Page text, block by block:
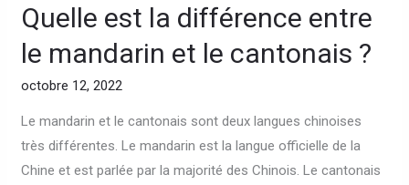
Quelle est la différence entre
le mandarin et le cantonais ?
octobre 12, 2022
Le mandarin et le cantonais sont deux langues chinoises
très différentes. Le mandarin est la langue officielle de la
Chine et est parlée par la majorité des Chinois. Le cantonais
Quelle
est
la
différence